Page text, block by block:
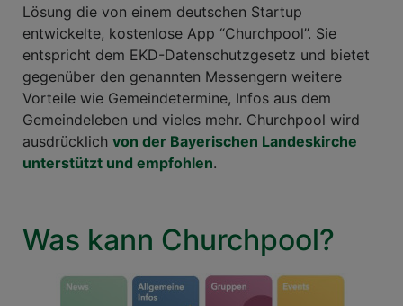
Lösung die von einem deutschen Startup
entwickelte, kostenlose App “Churchpool”. Sie
entspricht dem EKD-Datenschutzgesetz und bietet
gegenüber den genannten Messengern weitere
Vorteile wie Gemeindetermine, Infos aus dem
Gemeindeleben und vieles mehr. Churchpool wird
ausdrücklich von der Bayerischen Landeskirche
unterstützt und empfohlen.
Was kann Churchpool?